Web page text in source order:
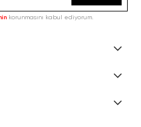
korunmasını kabul ediyorum.